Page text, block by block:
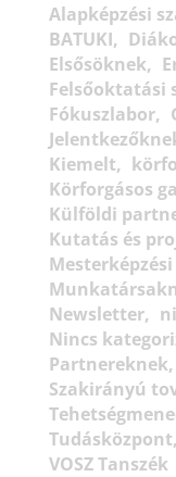
Alapképzési
BATUKI
Elsősöknek
Felsőoktatási
Fókuszlabor
Kiemelt
Körforgásos
Külföldi
Kutatás és
Newsletter
Nincs
Partnereknek
Szakirányú
Tudásközpont
VOSZ Tanszék